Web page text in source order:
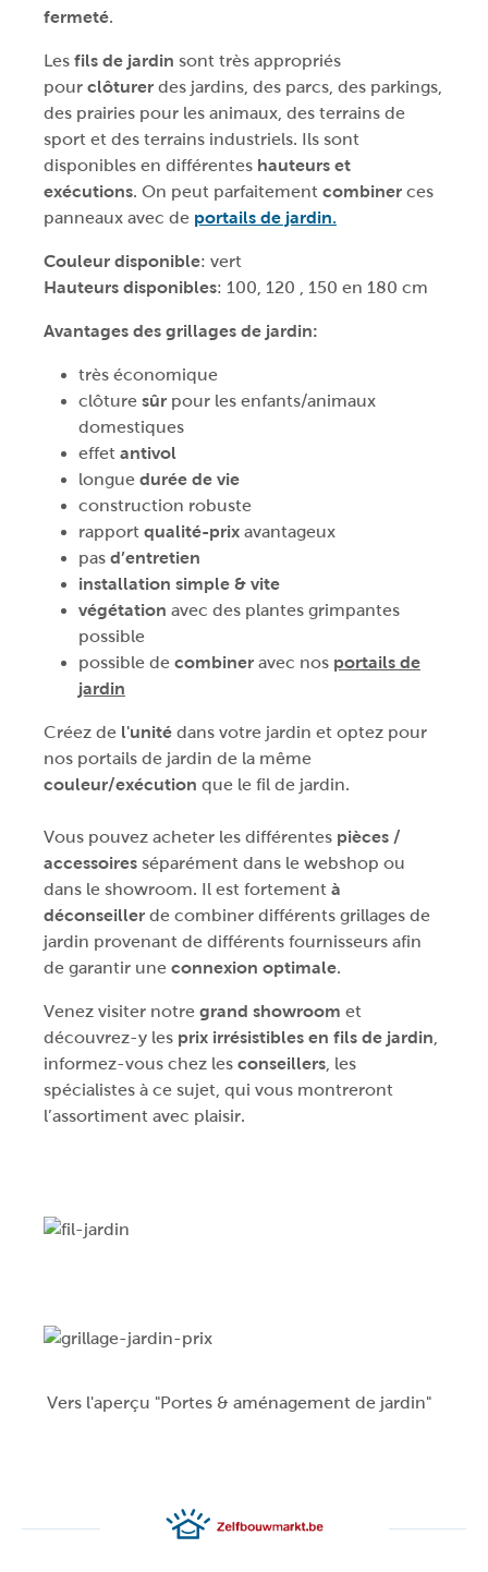
fermeté.
Les fils de jardin sont très appropriés
pour clôturer des jardins, des parcs, des parkings,
des prairies pour les animaux, des terrains de
sport et des terrains industriels. Ils sont
disponibles en différentes hauteurs et
exécutions. On peut parfaitement combiner ces
panneaux avec de portails de jardin.
Couleur disponible: vert
Hauteurs disponibles: 100, 120 , 150 en 180 cm
Avantages des grillages de jardin:
très économique
clôture sûr pour les enfants/animaux
domestiques
effet antivol
longue durée de vie
construction robuste
rapport qualité-prix avantageux
pas d’entretien
installation simple & vite
végétation avec des plantes grimpantes
possible
possible de combiner avec nos portails de
jardin
Créez de l'unité dans votre jardin et optez pour
nos portails de jardin de la même
couleur/exécution que le fil de jardin.
Vous pouvez acheter les différentes pièces /
accessoires séparément dans le webshop ou
dans le showroom. Il est fortement à
déconseiller de combiner différents grillages de
jardin provenant de différents fournisseurs afin
de garantir une connexion optimale.
Venez visiter notre grand showroom et
découvrez-y les prix irrésistibles en fils de jardin
informez-vous chez les conseillers , les
spécialistes à ce sujet, qui vous montreront
l’assortiment avec plaisir.
Vers l'aperçu "Portes & aménagement de jardin"